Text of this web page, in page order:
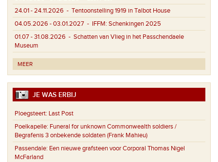
24.01 - 24.11.2026 - Tentoonstelling 1919 in Talbot House
04.05.2026 - 03.01.2027 - IFFM: Schenkingen 2025
01.07 - 31.08.2026 - Schatten van Vlieg in het Passchendaele
Museum
MEER
JE WAS ERBIJ
Ploegsteert: Last Post
Poelkapelle: Funeral for unknown Commonwealth soldiers /
Begrafenis 3 onbekende soldaten (Frank Mahieu)
Passendale: Een nieuwe grafsteen voor Corporal Thomas Nigel
McFarland